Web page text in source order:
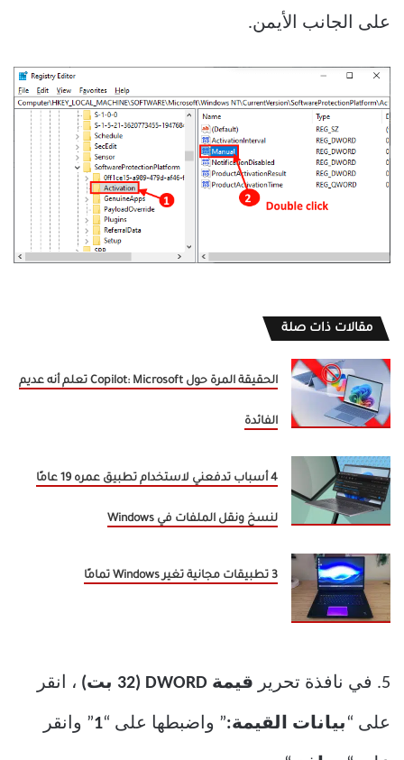
على الجانب الأيمن.
مقالات ذات صلة
الحقيقة المرة حول Copilot: Microsoft تعلم أنه عديم
الفائدة
4 أسباب تدفعني لاستخدام تطبيق عمره 19 عامًا
لنسخ ونقل الملفات في Windows
3 تطبيقات مجانية تغير Windows تمامًا
5. في نافذة تحرير قيمة DWORD (32 بت) ، انقر
على “ بيانات القيمة:” واضبطها على “1” وانقر